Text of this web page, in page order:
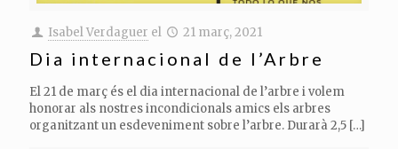
Isabel Verdaguer el 21 març, 2021
Dia internacional de l’Arbre
El 21 de març és el dia internacional de l’arbre i volem
honorar als nostres incondicionals amics els arbres
organitzant un esdeveniment sobre l’arbre. Durarà 2,5 […]